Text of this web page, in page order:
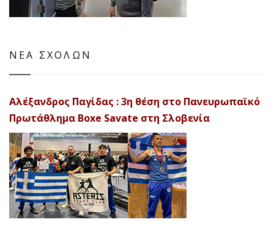
ΝΕΑ ΣΧΟΛΩΝ
Αλέξανδρος Παγίδας : 3η θέση στο Πανευρωπαϊκό
Πρωτάθλημα Boxe Savate στη Σλοβενία